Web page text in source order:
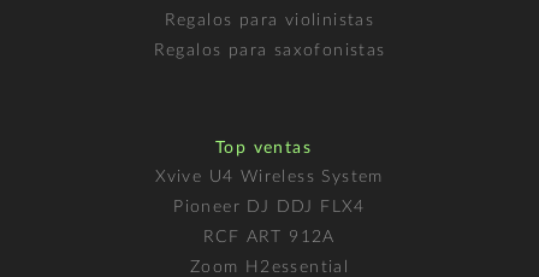
Regalos para violinistas
Regalos para saxofonistas
Top ventas
Xvive U4 Wireless System
Pioneer DJ DDJ FLX4
RCF ART 912A
Zoom H2essential